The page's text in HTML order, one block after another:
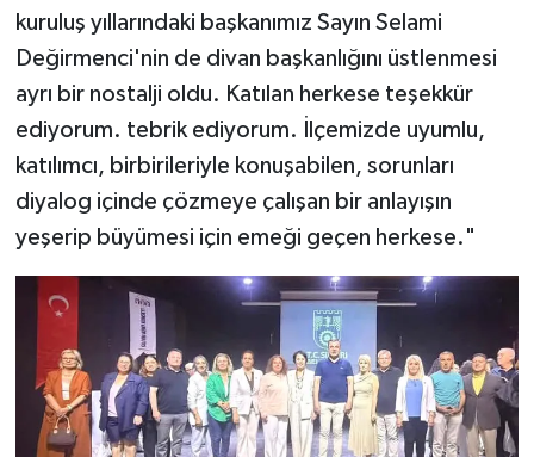
kuruluş yıllarındaki başkanımız Sayın Selami
Değirmenci'nin de divan başkanlığını üstlenmesi
ayrı bir nostalji oldu. Katılan herkese teşekkür
ediyorum. tebrik ediyorum. İlçemizde uyumlu,
katılımcı, birbirileriyle konuşabilen, sorunları
diyalog içinde çözmeye çalışan bir anlayışın
yeşerip büyümesi için emeği geçen herkese."